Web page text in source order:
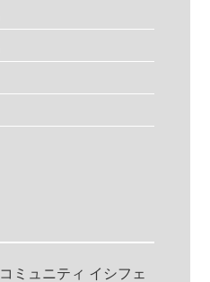
コミュニティ イシフェ